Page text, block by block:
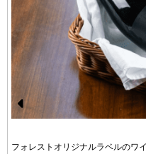
Pr
e
フォレストオリジナルラベルのワ
1